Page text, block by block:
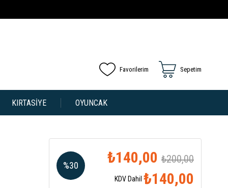
KIRTASİYE OYUNCAK
Sepetim
Favorilerim
%30
₺200,00
₺140,00
KDV Dahil ₺140,00